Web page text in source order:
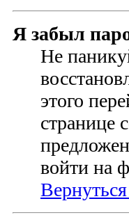
Я забыл
Не
этого
странице
войти на